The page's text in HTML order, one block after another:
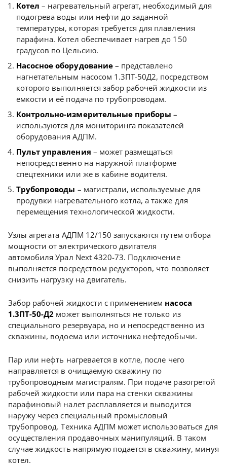
Котел – нагревательный агрегат, необходимый для
подогрева воды или нефти до заданной
температуры, которая требуется для плавления
парафина. Котел обеспечивает нагрев до 150
градусов по Цельсию.
Насосное оборудование– представлено
нагнетательным насосом 1.3ПТ-50Д2, посредством
которого выполняется забор рабочей жидкости из
емкости и её подача по трубопроводам.
Контрольно-измерительные приборы –
используются для мониторинга показателей
оборудования АДПМ.
Пульт управления – может размещаться
непосредственно на наружной платформе
спецтехники или же в кабине водителя.
Трубопроводы – магистрали, используемые для
продувки нагревательного котла, а также для
перемещения технологической жидкости.
Узлы агрегата АДПМ 12/150 запускаются путем отбора
мощности от электрического двигателя
автомобиля Урал Next 4320-73. Подключение
выполняется посредством редукторов, что позволяет
снизить нагрузку на двигатель.
Забор рабочей жидкости с применением насоса
1.3ПТ-50-Д2 может выполняться не только из
специального резервуара, но и непосредственно из
скважины, водоема или источника нефтедобычи.
Пар или нефть нагревается в котле, после чего
направляется в очищаемую скважину по
трубопроводным магистралям. При подаче разогретой
рабочей жидкости или пара на стенки скважины
парафиновый налет расплавляется и выводится
наружу через специальный промысловый
трубопровод. Техника АДПМ может использоваться для
осуществления продавочных манипуляций. В таком
случае жидкость напрямую подается в скважину, минуя
котел.